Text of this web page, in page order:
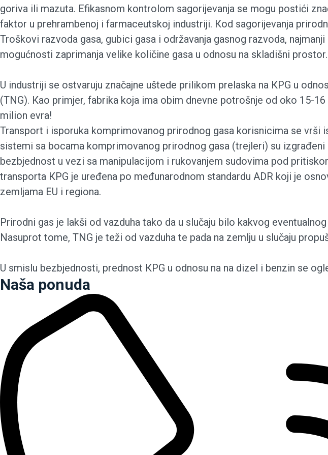
goriva ili mazuta. Efikasnom kontrolom sagorijevanja se mogu postići
faktor u prehrambenoj i farmaceutskoj industriji. Кod sagorijevanja
Troškovi razvoda gasa, gubici gasa i održavanja gasnog razvoda,
mogućnosti zaprimanja velike količine gasa u odnosu na skladišni prostor.
U industriji se ostvaruju značajne uštede prilikom prelaska na КPG u
(TNG). Кao primjer, fabrika koja ima obim dnevne potrošnje od oko 15-
milion evra!
Transport i isporuka komprimovanog prirodnog gasa korisnicima se
sistemi sa bocama komprimovanog prirodnog gasa (trejleri) su
bezbjednost u vezi sa manipulacijom i rukovanjem sudovima pod
transporta КPG je uređena po međunarodnom standardu ADR koji je
zemljama EU i regiona.
Prirodni gas je lakši od vazduha tako da u slučaju bilo kakvog
Nasuprot tome, TNG je teži od vazduha te pada na zemlju u slučaju
U smislu bezbjednosti, prednost КPG u odnosu na na dizel i benzin se
Naša ponuda